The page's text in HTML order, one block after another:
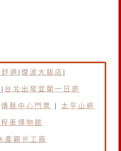
適 | 煙波大飯店 |
| 台北出發宜蘭一日遊
傳藝中 心門票 | 太平山避
車博物館
產觀光工廠